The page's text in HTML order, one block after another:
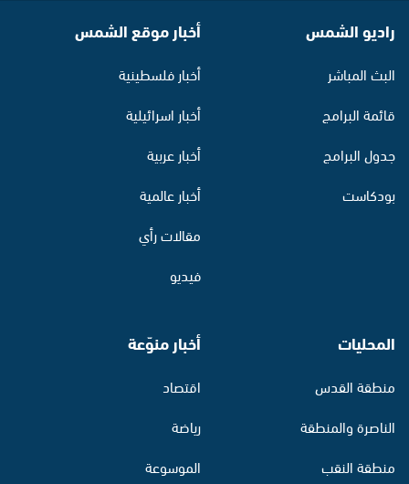
راديو الشمس
البث المباشر
قائمة البرامج
جدول البرامج
بودكاست
أخبار موقع الشمس
أخبار فلسطينية
أخبار اسرائيلية
أخبار عربية
أخبار عالمية
مقالات رأي
فيديو
المحليات
منطقة القدس
الناصرة والمنطقة
منطقة النقب
أخبار منوّعة
اقتصاد
رياضة
الموسوعة